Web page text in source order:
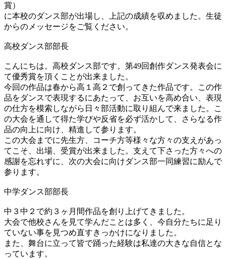
賞）
に本校のダンス部が出場し、上記の成績を収めました。生徒
からのメッセージをご覧ください。
高校ダンス部部長
こんにちは。高校ダンス部です。第49回創作ダンス発表会に
て優秀賞を頂くことが出来ました。
今回の作品は春から高１高２で創ってきた作品です。この作
品をダンスで表現するにあたって、お互いを高め合い、表現
の仕方を模索しながら日々部活動に取り組んで来ました。こ
の大会を通して得た学びや反省を必ず活かして、さらなる作
品の向上に向け、精進して参ります。
この大会までに先生方、コーチ方等様々な方々の支えがあっ
てこそ、出場、受賞が出来ました。支えて下さった方々への
感謝を忘れずに、次の大会に向けダンス部一同練習に励んで
参ります。
中学ダンス部部長
中３中２で約３ヶ月間作品を創り上げてきました。
大会で他校さんを見て学んだことは多く、今自分たちに足り
ていない事を見つめ直すきっかけになりました。
また、舞台に立って皆で踊った経験は私達の大きな自信とな
っています。